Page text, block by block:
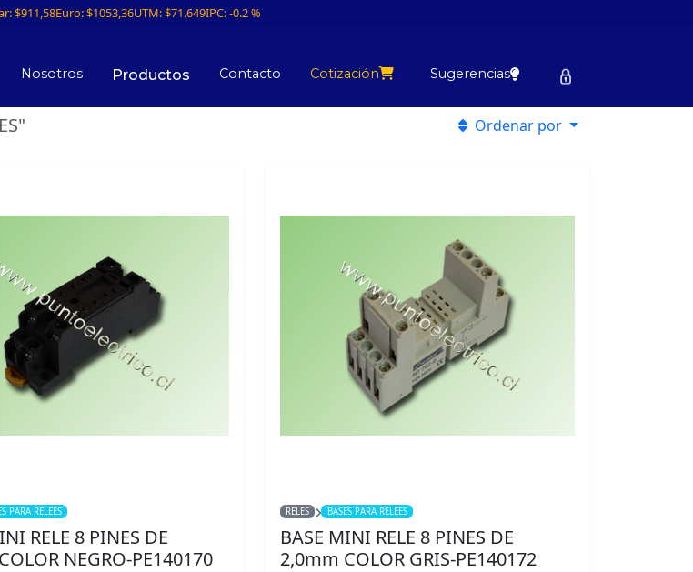
$911,58Euro:$1053,36UTM:$71.649IPC:-0.2 %
Nosotros Productos Contacto Cotización Sugerencias
Ordenar por
PARA RELEES
RELE 8 PINES DE
NEGRO-PE140170
RELES BASES PARA RELEES
BASE MINI RELE 8 PINES DE
2,0mm COLOR GRIS-PE140172